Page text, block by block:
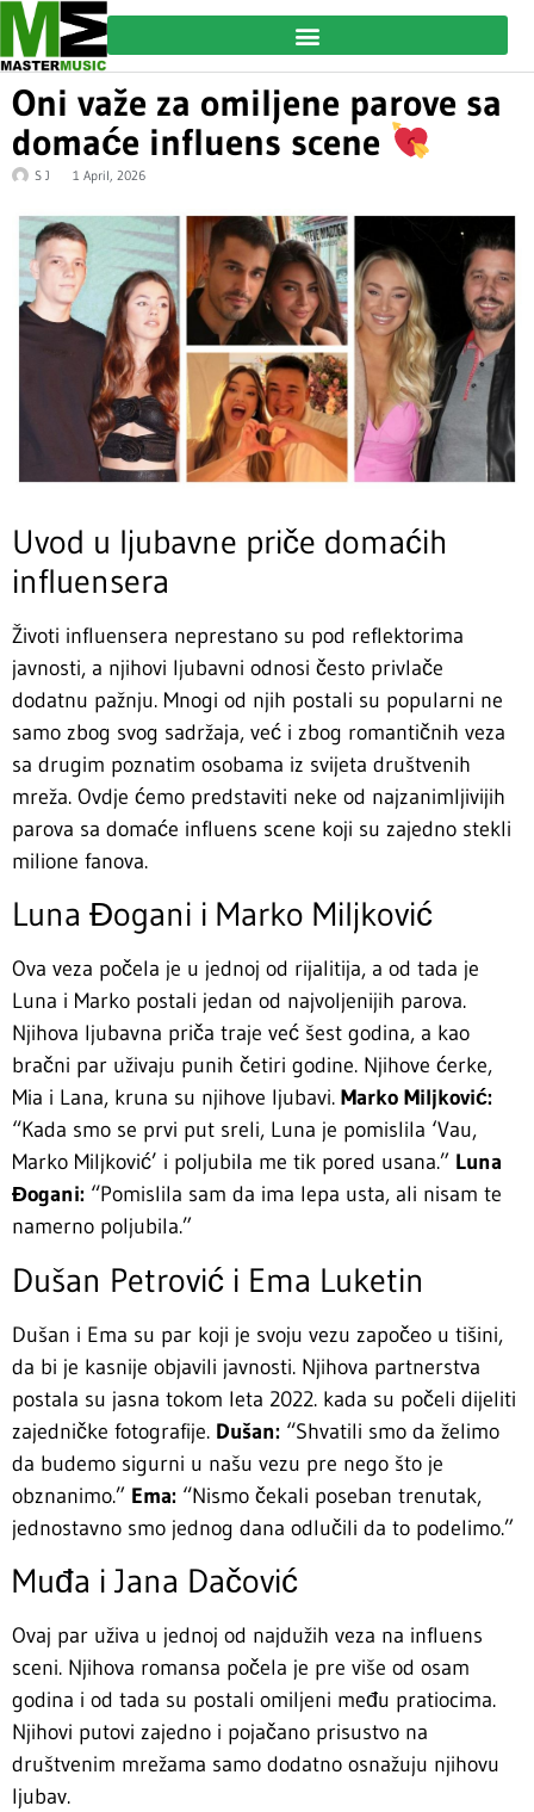
Oni važe za omiljene parove sa
domaće influens scene
S J 1 April, 2026
Uvod u ljubavne priče domaćih
influensera
Životi influensera neprestano su pod reflektorima
javnosti, a njihovi ljubavni odnosi često privlače
dodatnu pažnju. Mnogi od njih postali su popularni ne
samo zbog svog sadržaja, već i zbog romantičnih veza
sa drugim poznatim osobama iz svijeta društvenih
mreža. Ovdje ćemo predstaviti neke od najzanimljivijih
parova sa domaće influens scene koji su zajedno stekli
milione fanova.
Luna Đogani i Marko Miljković
Ova veza počela je u jednoj od rijalitija, a od tada je
Luna i Marko postali jedan od najvoljenijih parova.
Njihova ljubavna priča traje već šest godina, a kao
bračni par uživaju punih četiri godine. Njihove ćerke,
Mia i Lana, kruna su njihove ljubavi. Marko Miljković:
“Kada smo se prvi put sreli, Luna je pomislila ‘Vau,
Marko Miljković’ i poljubila me tik pored usana.” Luna
Đogani: “Pomislila sam da ima lepa usta, ali nisam te
namerno poljubila.”
Dušan Petrović i Ema Luketin
Dušan i Ema su par koji je svoju vezu započeo u tišini,
da bi je kasnije objavili javnosti. Njihova partnerstva
postala su jasna tokom leta 2022. kada su počeli dijeliti
zajedničke fotografije. Dušan: “Shvatili smo da želimo
da budemo sigurni u našu vezu pre nego što je
obznanimo.” Ema: “Nismo čekali poseban trenutak,
jednostavno smo jednog dana odlučili da to podelimo.”
Muđa i Jana Dačović
Ovaj par uživa u jednoj od najdužih veza na influens
sceni. Njihova romansa počela je pre više od osam
godina i od tada su postali omiljeni među pratiocima.
Njihovi putovi zajedno i pojačano prisustvo na
društvenim mrežama samo dodatno osnažuju njihovu
ljubav.